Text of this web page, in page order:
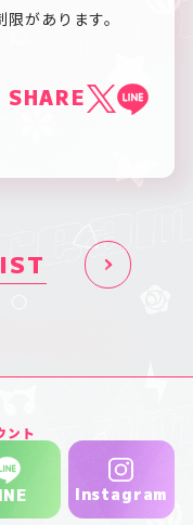
があります。
SHARE
ント
Instagram